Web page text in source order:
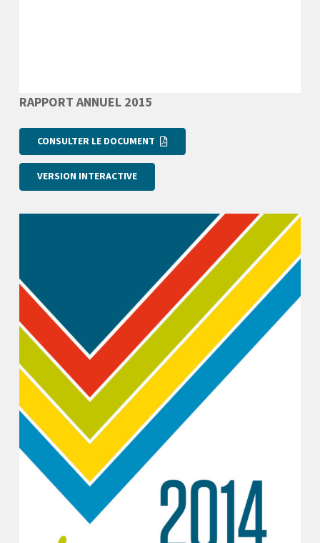
RAPPORT ANNUEL 2015
CONSULTER LE DOCUMENT
VERSION INTERACTIVE